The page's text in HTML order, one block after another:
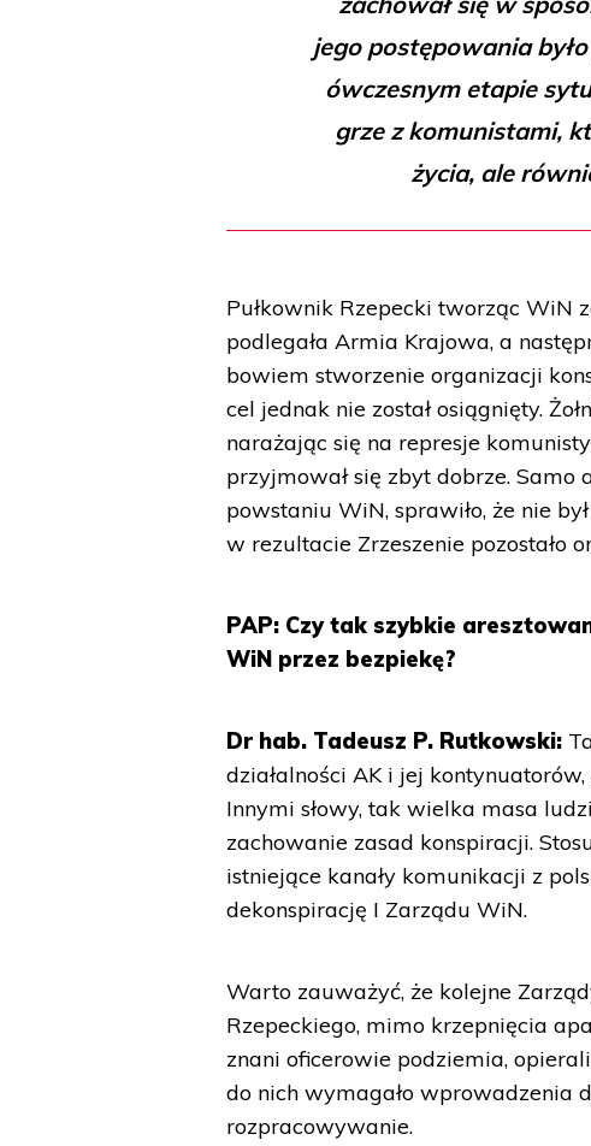
jego postępowania
ówczesnym etapie
grze z komunistami,
życia, ale
Pułkownik Rzepecki tworząc WiN
podlegała Armia Krajowa, a
bowiem stworzenie organizacji
cel jednak nie został osiągnięty.
narażając się na represje
przyjmował się zbyt dobrze.
powstaniu WiN, sprawiło, że nie
w rezultacie Zrzeszenie pozostało
PAP: Czy tak szybkie
WiN przez bezpiekę?
Dr hab. Tadeusz P. Rutkowski:
działalności AK i jej
Innymi słowy, tak wielka masa
zachowanie zasad konspiracji.
istniejące kanały komunikacji z
dekonspirację I Zarządu WiN.
Warto zauważyć, że kolejne
Rzepeckiego, mimo krzepnięcia
znani oficerowie podziemia,
do nich wymagało wprowadzenia
rozpracowywanie.